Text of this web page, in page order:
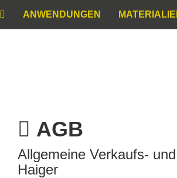
ANWENDUNGEN
AGB
Allgemeine Verkaufs-
Haiger